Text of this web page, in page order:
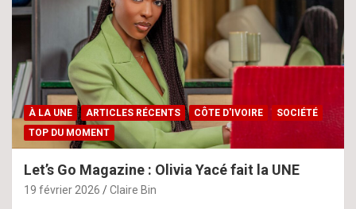
À LA UNE ARTICLES RÉCENTS CÔTE D'IVOIRE
SOCIÉTÉ
TOP DU MOMENT
Let’s Go Magazine : Olivia Yacé fait la UNE
19 février 2026 Claire Bin